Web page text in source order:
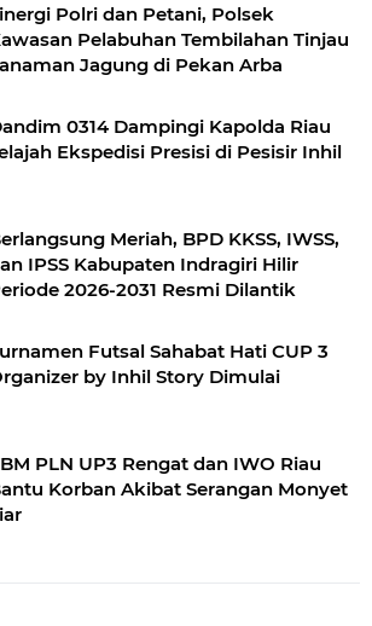
Polri dan Petani, Polsek
Pelabuhan Tembilahan Tinjau
Jagung di Pekan Arba
0314 Dampingi Kapolda Riau
Ekspedisi Presisi di Pesisir Inhil
Meriah, BPD KKSS, IWSS,
IPSS Kabupaten Indragiri Hilir
2026-2031 Resmi Dilantik
Futsal Sahabat Hati CUP 3
by Inhil Story Dimulai
PLN UP3 Rengat dan IWO Riau
Korban Akibat Serangan Monyet